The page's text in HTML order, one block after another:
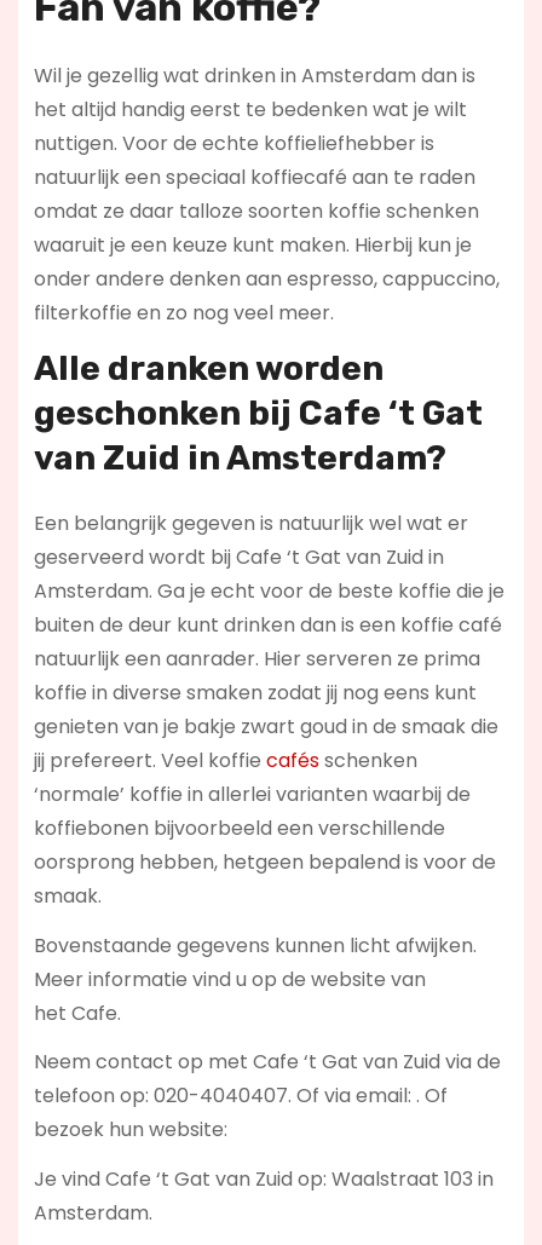
Wil je gezellig wat drinken in Amsterdam dan is
het altijd handig eerst te bedenken wat je wilt
nuttigen. Voor de echte koffieliefhebber is
natuurlijk een speciaal koffiecafé aan te raden
omdat ze daar talloze soorten koffie schenken
waaruit je een keuze kunt maken. Hierbij kun je
onder andere denken aan espresso, cappuccino,
filterkoffie en zo nog veel meer.
Alle dranken worden
geschonken bij Cafe ‘t Gat
van Zuid in Amsterdam?
Een belangrijk gegeven is natuurlijk wel wat er
geserveerd wordt bij Cafe ‘t Gat van Zuid in
Amsterdam. Ga je echt voor de beste koffie die je
buiten de deur kunt drinken dan is een koffie café
natuurlijk een aanrader. Hier serveren ze prima
koffie in diverse smaken zodat jij nog eens kunt
genieten van je bakje zwart goud in de smaak die
jij prefereert. Veel koffie cafésschenken
‘normale’ koffie in allerlei varianten waarbij de
koffiebonen bijvoorbeeld een verschillende
oorsprong hebben, hetgeen bepalend is voor de
smaak.
Bovenstaande gegevens kunnen licht afwijken.
Meer informatie vind u op de website van
het Cafe.
Neem contact op met Cafe ‘t Gat van Zuid via de
telefoon op: 020-4040407. Of via email: . Of
bezoek hun website:
Je vind Cafe ‘t Gat van Zuid op: Waalstraat 103 in
Amsterdam.